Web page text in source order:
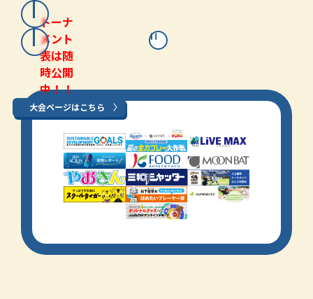
トーナ
メント
表は随
時公開
中！！
大会ページはこちら